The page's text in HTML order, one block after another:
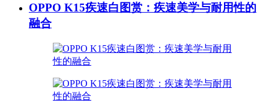
OPPO K15疾速白图赏：疾速美学与耐用性的
融合